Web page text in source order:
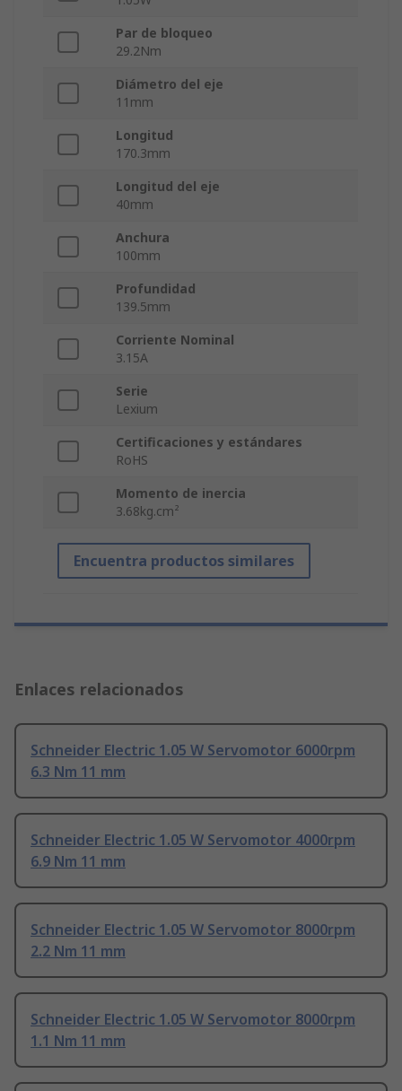
Par de bloqueo
29.2Nm
Diámetro del eje
11mm
Longitud
170.3mm
Longitud del eje
40mm
Anchura
100mm
Profundidad
139.5mm
Corriente Nominal
3.15A
Serie
Lexium
Certificaciones y estándares
RoHS
Momento de inercia
3.68kg.cm²
Encuentra productos similares
Enlaces relacionados
Schneider Electric 1.05 W Servomotor 6000rpm
6.3 Nm 11 mm
Schneider Electric 1.05 W Servomotor 4000rpm
6.9 Nm 11 mm
Schneider Electric 1.05 W Servomotor 8000rpm
2.2 Nm 11 mm
Schneider Electric 1.05 W Servomotor 8000rpm
1.1 Nm 11 mm